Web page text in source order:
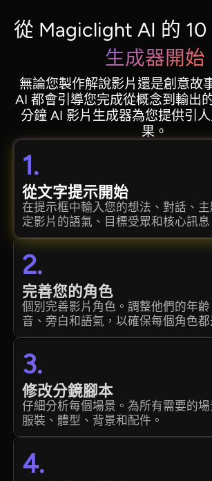
從 Magiclight AI 的 10
生成器開始
無論您製作解說影片還是創意故
AI 都會引導您完成從概念到輸出
分鐘 AI 影片生成器為您提供引
果。
1.
從文字提示開始
在提示框中輸入您的想法、對話、
定影片的語氣、目標受眾和核心訊息
2.
完善您的角色
個別完善影片角色。調整他們的年齡
音、旁白和語氣，以確保每個角色都
3.
修改分鏡腳本
仔細分析每個場景。為所有需要的場
服裝、體型、背景和配件。
4.